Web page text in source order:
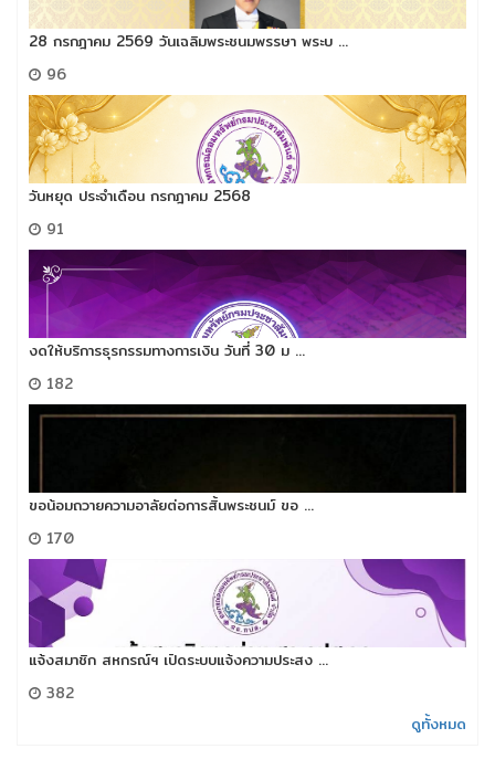
28 กรกฎาคม 2569 วันเฉลิมพระชนมพรรษา พระบ ...
96
วันหยุด ประจำเดือน กรกฎาคม 2568
91
งดให้บริการธุรกรรมทางการเงิน วันที่ 30 ม ...
182
ขอน้อมถวายความอาลัยต่อการสิ้นพระชนม์​ ขอ ...
170
แจ้งสมาชิก สหกรณ์ฯ เปิดระบบแจ้งความประสง ...
382
ดูทั้งหมด